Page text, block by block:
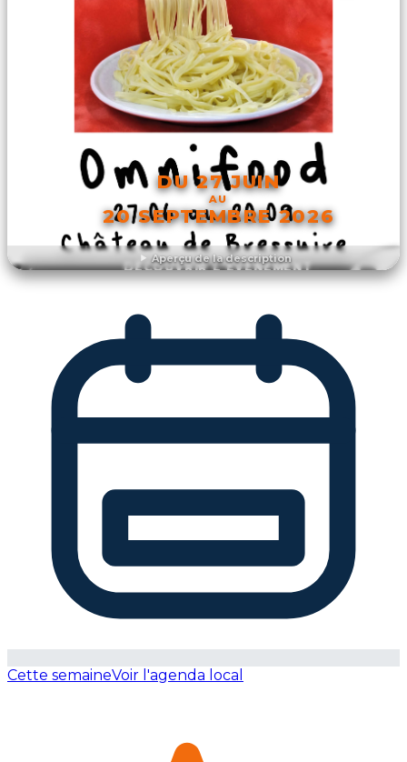
Aperçu de la description
DU 27 JUIN
AU
20 SEPTEMBRE 2026
DÉCOUVRIR L'ÉVÉNEMENT
Cette semaineVoir l'agenda local